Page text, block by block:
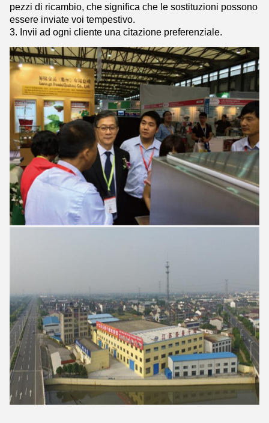
pezzi di ricambio, che significa che le sostituzioni possono
essere inviate voi tempestivo.
3. Invii ad ogni cliente una citazione preferenziale.